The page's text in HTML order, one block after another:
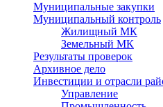
Муниципальные закупки
Муниципальный контроль
Жилищный МК
Земельный МК
Результаты проверок
Архивное дело
Инвестиции и отрасли
Управление